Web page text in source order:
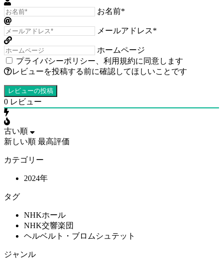
お名前*
メールアドレス*
ホームページ
プライバシーポリシー
利用規約に同意します
レビューを投稿する前に確認してほしいことです
0 レビュー
古い順
新しい順 最高評価
カテゴリー
2024年
タグ
NHKホール
NHK交響楽団
ヘルベルト・ブロムシュテット
ジャンル